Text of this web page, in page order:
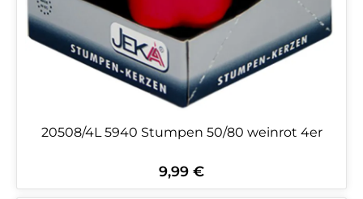
20508/4L 5940 Stumpen 50/80 weinrot 4er
Regulärer Preis:
9,99 €